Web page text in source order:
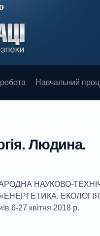
Навчальний
Людина.
НАУКОВО-
«ЕНЕРГЕТИКА.
6-27 квітня 2018 р.